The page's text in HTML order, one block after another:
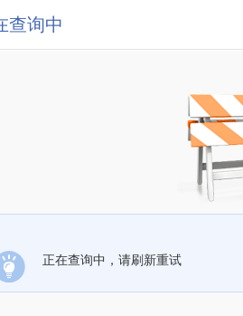
查询中
正在查询中，请刷新重试